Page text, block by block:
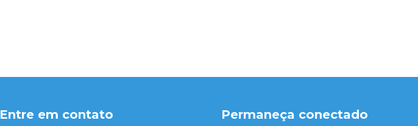
Entre em contato Permaneça conectado